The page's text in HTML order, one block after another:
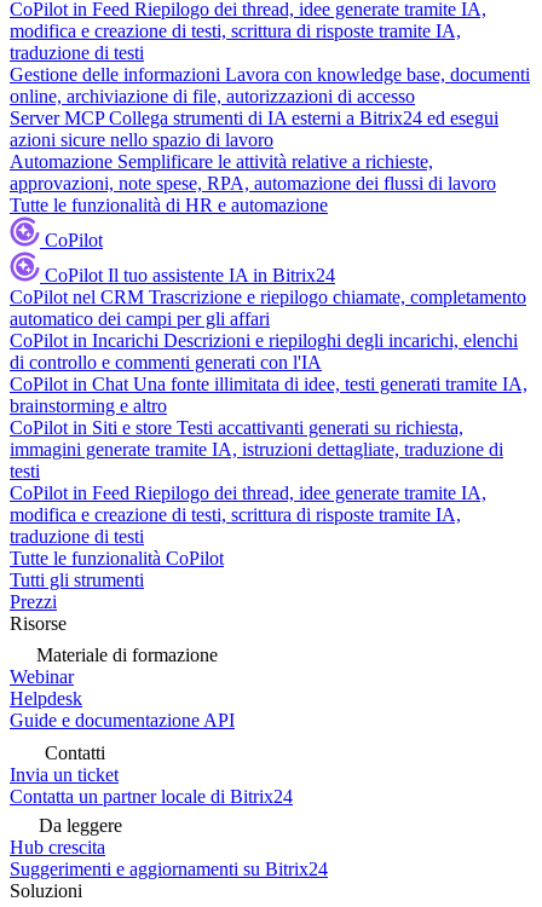
CoPilot in Feed Riepilogo dei thread, idee generate tramite IA,
modifica e creazione di testi, scrittura di risposte tramite IA,
traduzione di testi
Gestione delle informazioni Lavora con knowledge base, documenti
online, archiviazione di file, autorizzazioni di accesso
Server MCP Collega strumenti di IA esterni a Bitrix24 ed esegui
azioni sicure nello spazio di lavoro
Automazione Semplificare le attività relative a richieste,
approvazioni, note spese, RPA, automazione dei flussi di lavoro
Tutte le funzionalità di HR e automazione
CoPilot
CoPilot Il tuo assistente IA in Bitrix24
CoPilot nel CRM Trascrizione e riepilogo chiamate, completamento
automatico dei campi per gli affari
CoPilot in Incarichi Descrizioni e riepiloghi degli incarichi, elenchi
di controllo e commenti generati con l'IA
CoPilot in Chat Una fonte illimitata di idee, testi generati tramite IA,
brainstorming e altro
CoPilot in Siti e store Testi accattivanti generati su richiesta,
immagini generate tramite IA, istruzioni dettagliate, traduzione di
testi
CoPilot in Feed Riepilogo dei thread, idee generate tramite IA,
modifica e creazione di testi, scrittura di risposte tramite IA,
traduzione di testi
Tutte le funzionalità CoPilot
Tutti gli strumenti
Prezzi
Risorse
Materiale di formazione
Webinar
Helpdesk
Guide e documentazione API
Contatti
Invia un ticket
Contatta un partner locale di Bitrix24
Da leggere
Hub crescita
Suggerimenti e aggiornamenti su Bitrix24
Soluzioni